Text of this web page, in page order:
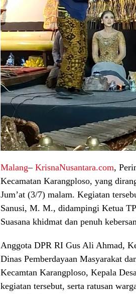
Malang– KrisnaNusantara.com,
Kecamatan Karangploso, yang
Jum’at (3/7) malam. Kegiatan
Sanusi, M. M., didampingi Ketua
Suasana khidmat dan penuh
Anggota DPR RI Gus Ali Ahmad,
Dinas Pemberdayaan Masyarakat
Kecamtan Karangploso, Kepala
kegiatan tersebut, serta ratusan